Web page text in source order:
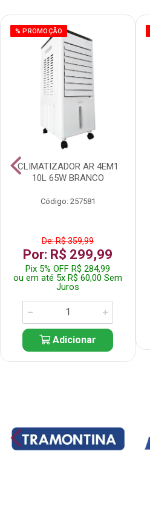
% PROMOÇÃO
CLIMATIZADOR AR 4EM1
10L 65W BRANCO
Código: 257581
De: R$ 359,99
Por: R$ 299,99
Pix 5% OFF R$ 284,99
ou em até 5x R$ 60,00 Sem
Juros
Adicionar